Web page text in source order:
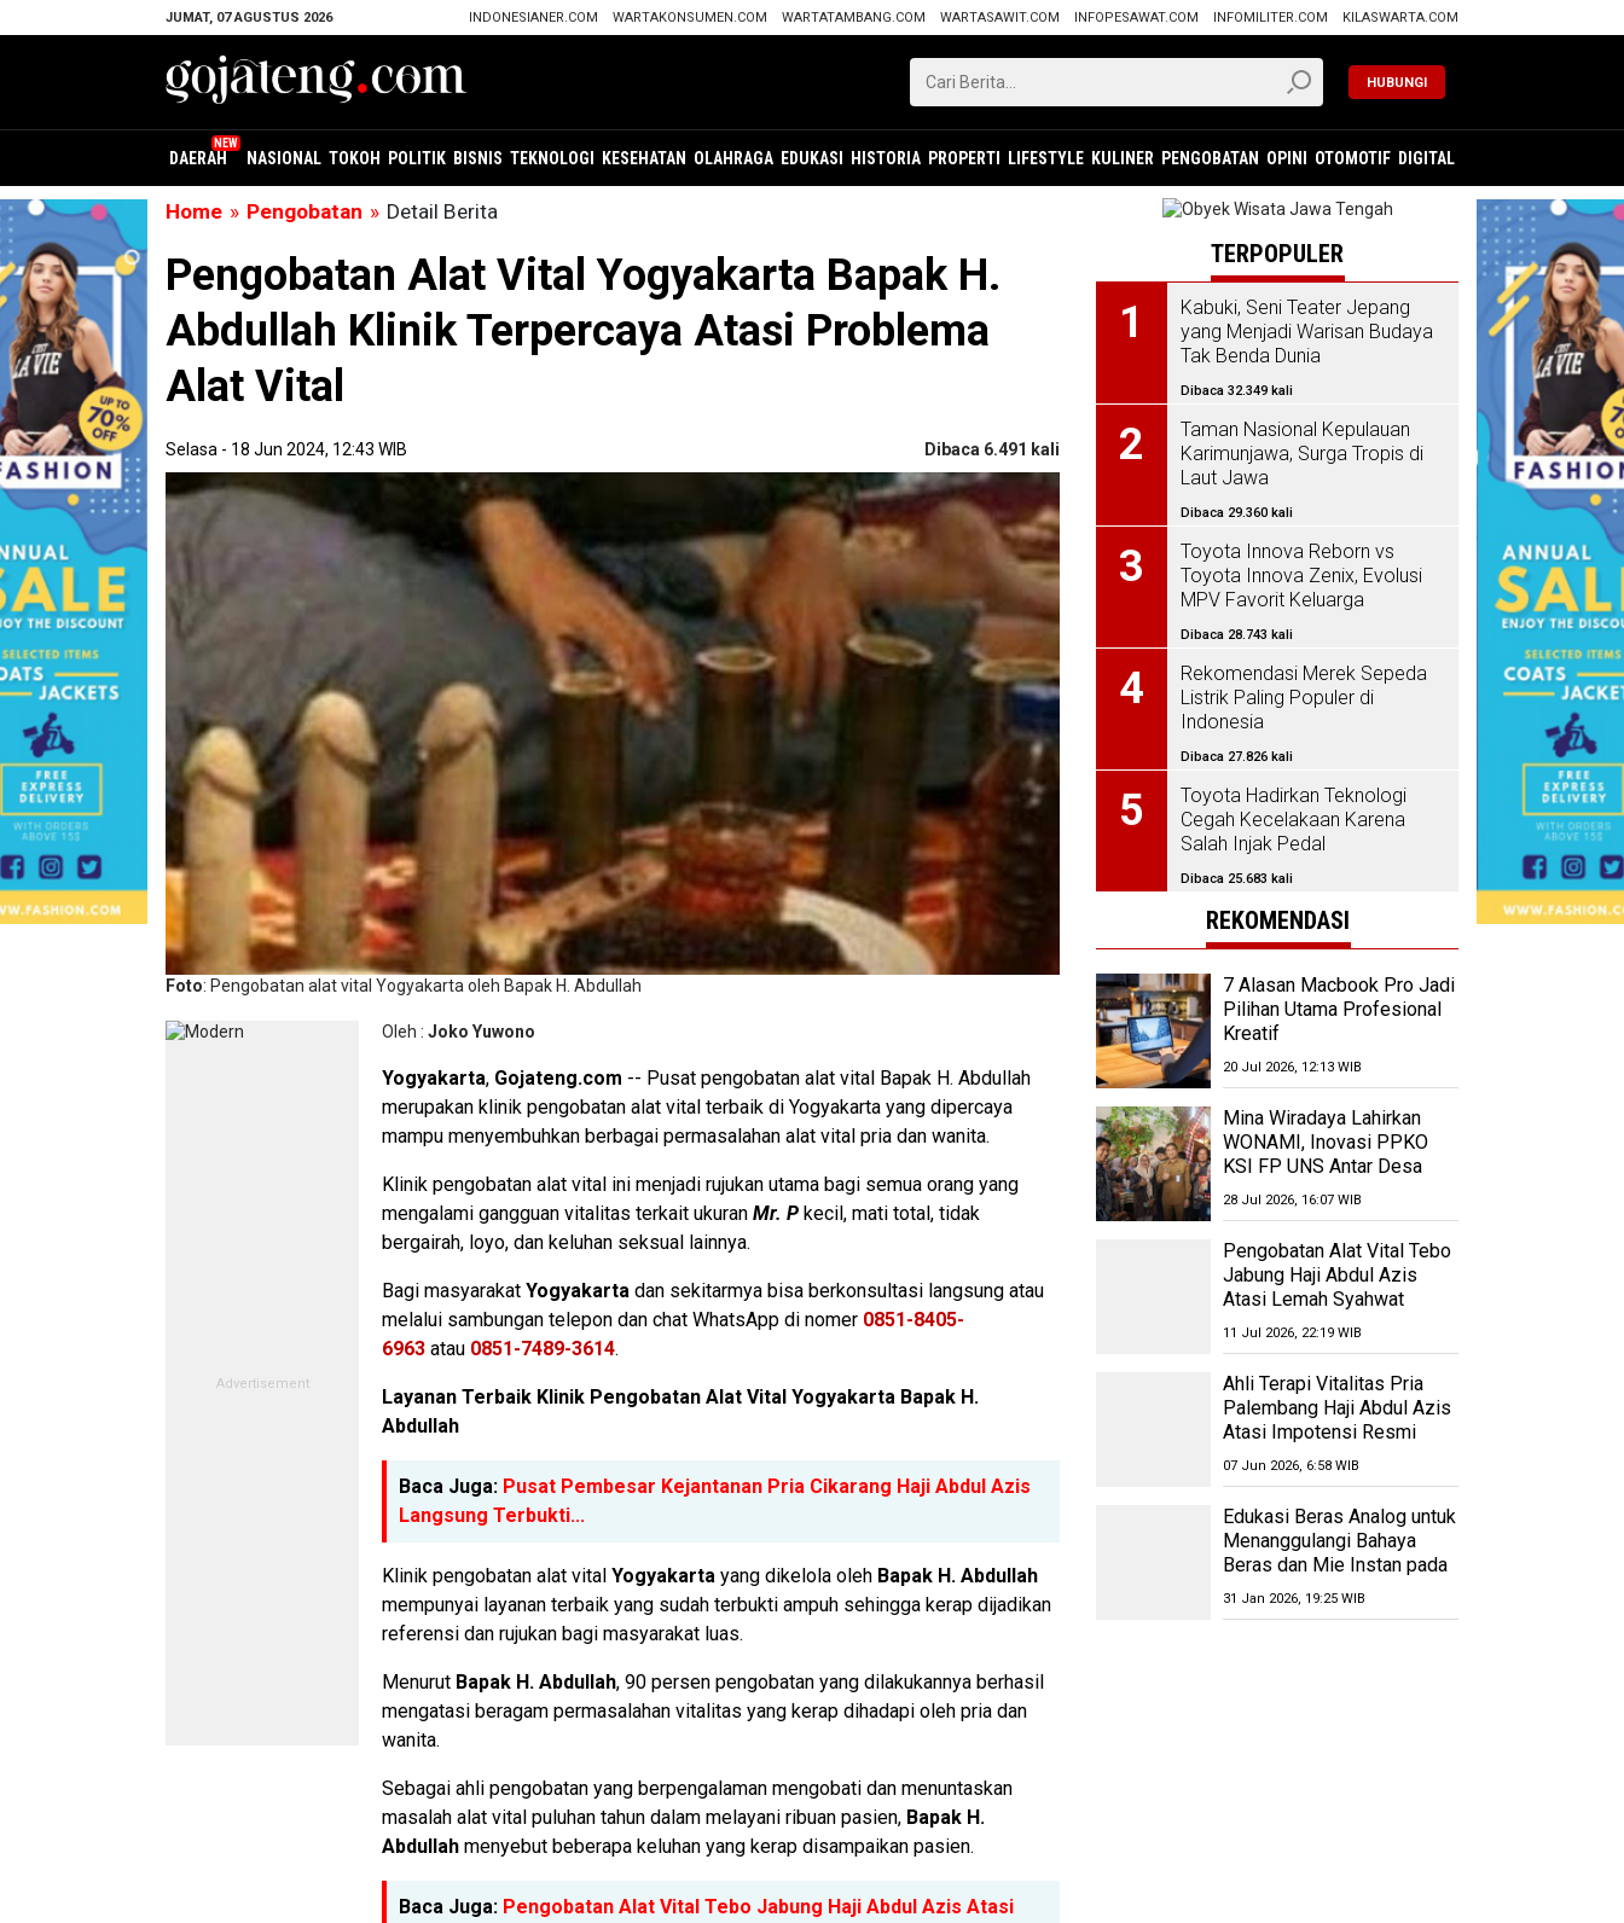
JUMAT, 07 AGUSTUS 2026 INDONESIANER.COM WARTAKONSUMEN.COM WARTATAMBANG.COM WARTASAWIT.COM INFOPESAWAT.COM INFOMILITER.COM KILASWARTA.COM
HUBUNGI
DAERAH NASIONAL TOKOH POLITIK BISNIS TEKNOLOGI KESEHATAN OLAHRAGA EDUKASI HISTORIA PROPERTI LIFESTYLE KULINER PENGOBATAN OPINI OTOMOTIF DIGITAL
Home » Pengobatan » Detail Berita
Pengobatan Alat Vital Yogyakarta Bapak H.
Abdullah Klinik Terpercaya Atasi Problema
Alat Vital
Selasa - 18 Jun 2024, 12:43 WIB Dibaca 6.491 kali
Foto: Pengobatan alat vital Yogyakarta oleh Bapak H. Abdullah
Oleh :Joko Yuwono
Yogyakarta, Gojateng.com -- Pusat pengobatan alat vital Bapak H. Abdullah
merupakan klinik pengobatan alat vital terbaik di Yogyakarta yang dipercaya
mampu menyembuhkan berbagai permasalahan alat vital pria dan wanita.
Klinik pengobatan alat vital ini menjadi rujukan utama bagi semua orang yang
mengalami gangguan vitalitas terkait ukuranMr. P kecil, mati total, tidak
bergairah, loyo, dan keluhan seksual lainnya.
Bagi masyarakatYogyakarta dan sekitarmya bisa berkonsultasi langsung atau
melalui sambungan telepon dan chat WhatsApp di nomer 0851-8405-
6963 atau 0851-7489-3614.
Layanan Terbaik Klinik Pengobatan Alat Vital Yogyakarta Bapak H.
Abdullah
Baca Juga: Pusat Pembesar Kejantanan Pria Cikarang Haji Abdul Azis
Langsung Terbukti...
Klinik pengobatan alat vitalYogyakarta yang dikelola oleh Bapak H.Abdullah
mempunyai layanan terbaik yang sudah terbukti ampuh sehingga kerap dijadikan
referensi dan rujukan bagi masyarakat luas.
Menurut Bapak H. Abdullah, 90 persen pengobatan yang dilakukannya berhasil
mengatasi beragam permasalahan vitalitas yang kerap dihadapi oleh pria dan
wanita.
Sebagai ahli pengobatan yang berpengalaman mengobati dan menuntaskan
masalah alat vital puluhan tahun dalam melayani ribuan pasien, Bapak H.
Abdullah menyebut beberapa keluhan yang kerap disampaikan pasien.
Baca Juga: Pengobatan Alat Vital Tebo Jabung Haji Abdul Azis Atasi
TERPOPULER
1
Kabuki, Seni Teater Jepang
yang Menjadi Warisan Budaya
Tak Benda Dunia
Dibaca 32.349 kali
2
Taman Nasional Kepulauan
Karimunjawa, Surga Tropis di
Laut Jawa
Dibaca 29.360 kali
3
Toyota Innova Reborn vs
Toyota Innova Zenix, Evolusi
MPV Favorit Keluarga
Indonesia
Dibaca 28.743 kali
4
Rekomendasi Merek Sepeda
Listrik Paling Populer di
Indonesia
Dibaca 27.826 kali
5
Toyota Hadirkan Teknologi
Cegah Kecelakaan Karena
Salah Injak Pedal
Dibaca 25.683 kali
REKOMENDASI
7 Alasan Macbook Pro Jadi
Pilihan Utama Profesional
Kreatif
20 Jul 2026, 12:13 WIB
Mina Wiradaya Lahirkan
WONAMI, Inovasi PPKO
KSI FP UNS Antar Desa
Wonorejo Bersinar di
Polokarto Tumoto Expo
2026
28 Jul 2026, 16:07 WIB
Pengobatan Alat Vital Tebo
Jabung Haji Abdul Azis
Atasi Lemah Syahwat
Resmi
11 Jul 2026, 22:19 WIB
Ahli Terapi Vitalitas Pria
Palembang Haji Abdul Azis
Atasi Impotensi Resmi
07 Jun 2026, 6:58 WIB
Edukasi Beras Analog untuk
Menanggulangi Bahaya
Beras dan Mie Instan pada
Ibu-Ibu dan Lansia Desa
Pugeran
31 Jan 2026, 19:25 WIB